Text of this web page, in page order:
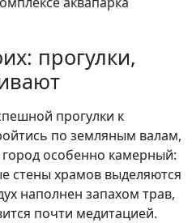
прогулки,
прогулки к
по земляным валам,
город особенно камерный:
стены храмов выделяются
наполнен запахом трав,
почти медитацией.